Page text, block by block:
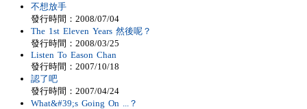
不想放手
發行時間：2008/07/04
The 1st Eleven Years 然後呢？
發行時間：2008/03/25
Listen To Eason Chan
發行時間：2007/10/18
認了吧
發行時間：2007/04/24
What&#39;s Going On ...？